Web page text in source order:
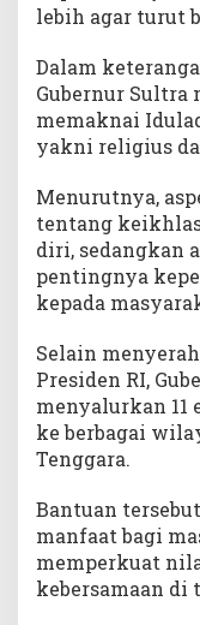
lebih agar turut
Dalam
Gubernur Sultra
memaknai
yakni religius
Menurutnya,
tentang
diri, sedangkan
pentingnya
kepada
Selain
Presiden RI,
menyalurkan 11
ke berbagai
Tenggara.
Bantuan
manfaat bagi
memperkuat
kebersamaan di